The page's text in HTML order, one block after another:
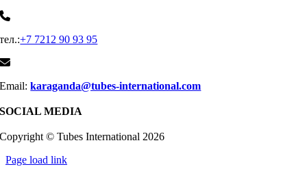
тел.:+7 7212 90 93 95
Email:karaganda@tubes-international.com
SOCIAL MEDIA
Copyright © Tubes International 2026
Page load link